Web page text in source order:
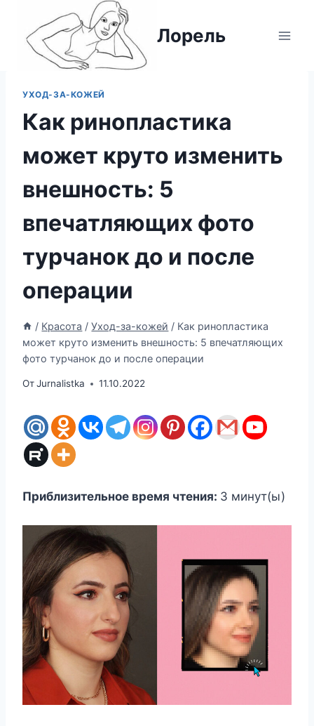
содержимому
Лорель
УХОД-ЗА-КОЖЕЙ
Как ринопластика
может круто изменить
внешность: 5
впечатляющих фото
турчанок до и после
операции
/ Красота / Уход-за-кожей / Как ринопластика
может круто изменить внешность: 5 впечатляющих
фото турчанок до и после операции
ОтJurnalistka 11.10.2022
Приблизительное время чтения: 3 минут(ы)